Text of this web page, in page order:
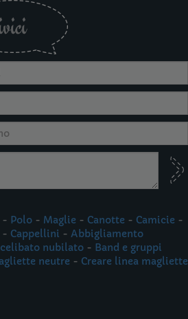
- Polo - Maglie - Canotte - Camicie -
- Cappellini - Abbigliamento
nubilato - Band e gruppi
neutre - Creare linea magliette